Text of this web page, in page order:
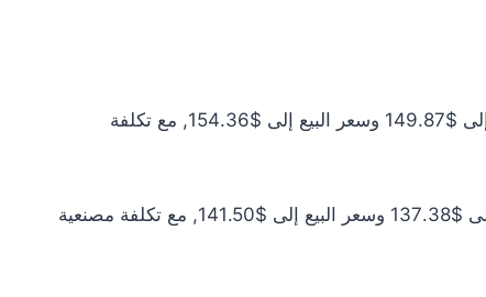
سعر الذهب عيار 24 اليوم يبلغ $136.24 للشراء الخام و$140.33 للبيع الخام. أما مع إضافة المصنعية، فيرتفع سعر الشراء إلى $149.87 وسعر البيع إلى $154.36, مع تكلفة
سعر الذهب عيار 22 اليوم يبلغ $124.89 للشراء الخام و$128.63 للبيع الخام. أما مع إضافة المصنعية، فيرتفع سعر الشراء إلى $137.38 وسعر البيع إلى $141.50, مع تكلفة مصنعية